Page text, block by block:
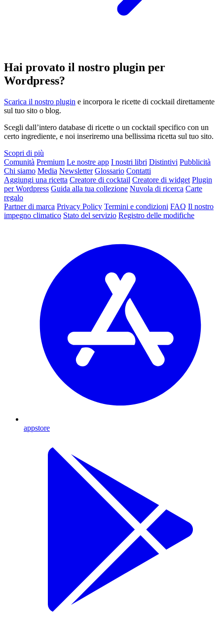
Hai provato il nostro plugin per
Wordpress?
Scarica il nostro plugin e incorpora le ricette di cocktail direttamente
sul tuo sito o blog.
Scegli dall’intero database di ricette o un cocktail specifico con un
certo ingrediente, e noi inseriremo una bellissima ricetta sul tuo sito.
Scopri di più
Comunità Premium Le nostre app I nostri libri Distintivi Pubblicità
Chi siamo Media Newsletter Glossario Contatti
Aggiungi una ricetta Creatore di cocktail Creatore di widget Plugin
per Wordpress Guida alla tua collezione Nuvola di ricerca Carte
regalo
Partner di marca Privacy Policy Termini e condizioni FAQ Il nostro
impegno climatico Stato del servizio Registro delle modifiche
appstore